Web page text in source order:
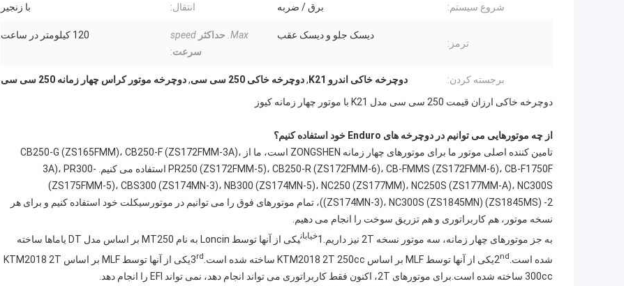
شروع سیستم: برق / ضربه انتقال: با زنجیر
ترمز:
دیسک جلو و دیسک عقب Max. حداکثر speed
سرعت:
120 کیلومتر در ساعت
برجسته کردن: دوچرخه خاکی اندرو K21 ,دوچرخه خاکی 250 سی سی ,دوچرخه موتور کراس چهار زمانه 250 سی سی
دوچرخه خاکی ارزان قیمت 250 سی سی مدل K21 با موتور چهار زمانه کیوز
از چه موتورهایی می توانیم در دوچرخه های Enduro خود استفاده کنیم؟
تامین کننده اصلی موتور ما برای موتورهای چهار زمانه ZONGSHEN است، ما از CB250-G (ZS165FMM)، CB250-F (ZS172FMM-3A)،
PR250 (ZS172FMM-5)، CB250-R (ZS172FMM-6)، CB-FMMS (ZS172FMM-6)، CB-F1750F استفاده می کنیم. -3A)، PR300
(ZS175FMM-5)، CBS300 (ZS174MN-3)، NB300 (ZS174MN-5)، NC250 (ZS177MM)، NC250S (ZS177MM-A)، NC300S
(ZS174MN-3)، NC300S (ZS1845MN) (ZS1845MS) -2)، تمام موتورهای فوق را می توانیم در موتورسیکلت خود استفاده کنیم و برای هر
نسخه موتور، هم کاربراتوری و هم تزریق سوخت را انجام می دهیم.
به جز موتورهای چهار زمانه، سه موتور نسخه 2T نیز داریم.1
خیابان
یکی از آنها توسط Loncin به نام MT250 بر اساس مدل DT یاماها ساخته
شده است.2 nd یکی از آنها توسط MLF بر اساس KTM2018 2T 250cc ساخته شده است.3 rd
یکی از آنها توسط MLF بر اساس KTM2018 2T
300cc ساخته شده است.برای موتورهای 2T، اکنون فقط کاربراتوری می تواند انجام دهد، نمی تواند EFI را انجام دهد.